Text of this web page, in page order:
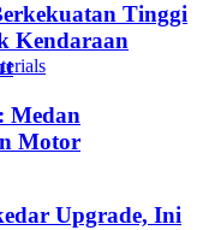
Tinggi
Kendaraan
Medan
Motor
Upgrade, Ini